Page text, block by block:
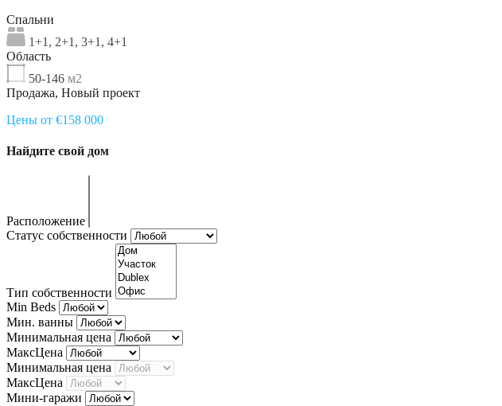
Спальни
1+1, 2+1, 3+1, 4+1
Область
50-146 м2
Продажа, Новый проект
Цены от €158 000
Найдите свой дом
Расположение
Статус собственности
Тип собственности
Min Beds
Мин. ванны
Минимальная цена
МаксЦена
Минимальная цена
МаксЦена
Мини-гаражи